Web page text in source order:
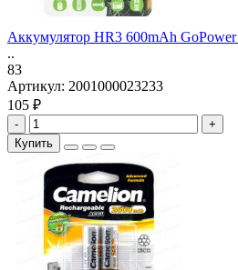
Аккумулятор HR3 600mAh GoPower
..
83
Артикул: 2001000023233
105 ₽
-
+
Купить